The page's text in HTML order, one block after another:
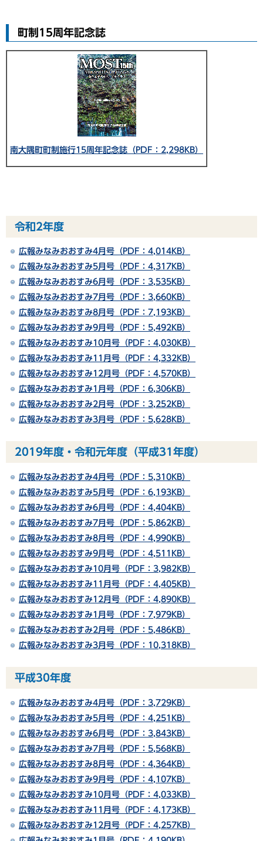
町制15周年記念誌
南大隅町町制施行15周年記念誌（PDF：2,298KB）
令和2年度
広報みなみおおすみ4月号（PDF：4,014KB）
広報みなみおおすみ5月号（PDF：4,317KB）
広報みなみおおすみ6月号（PDF：3,535KB）
広報みなみおおすみ7月号（PDF：3,660KB）
広報みなみおおすみ8月号（PDF：7,193KB）
広報みなみおおすみ9月号（PDF：5,492KB）
広報みなみおおすみ10月号（PDF：4,030KB）
広報みなみおおすみ11月号（PDF：4,332KB）
広報みなみおおすみ12月号（PDF：4,570KB）
広報みなみおおすみ1月号（PDF：6,306KB）
広報みなみおおすみ2月号（PDF：3,252KB）
広報みなみおおすみ3月号（PDF：5,628KB）
2019年度・令和元年度（平成31年度）
広報みなみおおすみ4月号（PDF：5,310KB）
広報みなみおおすみ5月号（PDF：6,193KB）
広報みなみおおすみ6月号（PDF：4,404KB）
広報みなみおおすみ7月号（PDF：5,862KB）
広報みなみおおすみ8月号（PDF：4,990KB）
広報みなみおおすみ9月号（PDF：4,511KB）
広報みなみおおすみ10月号（PDF：3,982KB）
広報みなみおおすみ11月号（PDF：4,405KB）
広報みなみおおすみ12月号（PDF：4,890KB）
広報みなみおおすみ1月号（PDF：7,979KB）
広報みなみおおすみ2月号（PDF：5,486KB）
広報みなみおおすみ3月号（PDF：10,318KB）
平成30年度
広報みなみおおすみ4月号（PDF：3,729KB）
広報みなみおおすみ5月号（PDF：4,251KB）
広報みなみおおすみ6月号（PDF：3,843KB）
広報みなみおおすみ7月号（PDF：5,568KB）
広報みなみおおすみ8月号（PDF：4,364KB）
広報みなみおおすみ9月号（PDF：4,107KB）
広報みなみおおすみ10月号（PDF：4,033KB）
広報みなみおおすみ11月号（PDF：4,173KB）
広報みなみおおすみ12月号（PDF：4,257KB）